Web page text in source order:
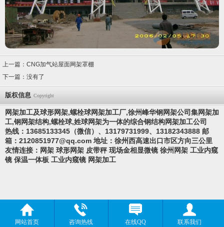
上一篇： CNG加气站屋面网架罩棚
下一篇：没有了
版权信息 Copyright
网架加工及球形网架,螺栓球网架加工厂,徐州峰华钢网架公司集网架加
工,钢网架结构,螺栓球,姓球网架为一体的综合钢结构网架加工公司
热线：13685133345（微信）、13179731999、13182343888 邮
箱： 2120851977@qq.com 地址：徐州西高速出口市区方向三公里
友情连接： 网架 球形网架 皮带秤 现场金相显微镜 徐州网架 工业内窥
镜 保温一体板 工业内窥镜 网架加工
网站首页 咨询热线 在线QQ 联系我们